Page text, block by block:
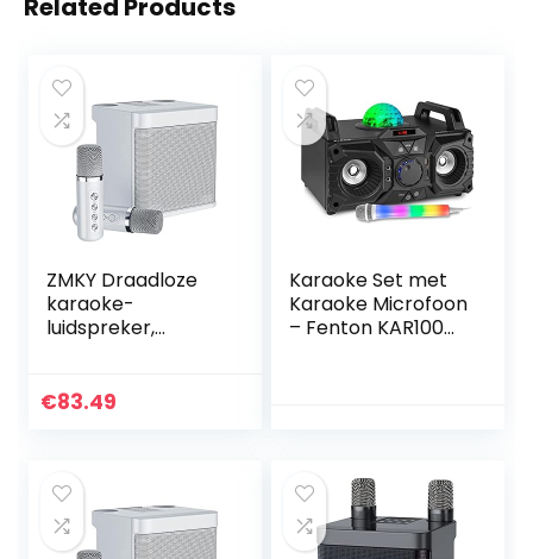
Related Products
ZMKY Draadloze
karaoke-
luidspreker,
Family Party
€83.49
Karaoke Set met
Karaoke Microfoon
– Fenton KAR100
Speler